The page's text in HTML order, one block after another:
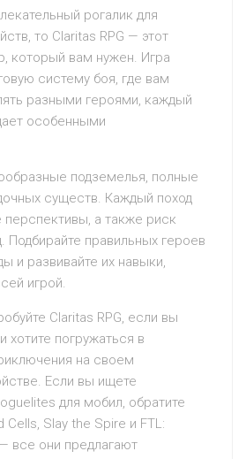
рогалик для
то Claritas RPG — этот
который вам нужен. Игра
систему боя, где вам
разными героями, каждый
особенными
подземелья, полные
существ. Каждый поход
а также риск
Подбирайте правильных героев
и развивайте их навыки,
игрой.
Claritas RPG, если вы
хотите погружаться в
на своем
Если вы ищете
для мобил, обратите
Cells, Slay the Spire и FTL:
все они предлагают